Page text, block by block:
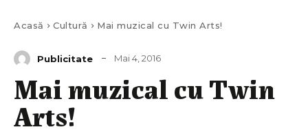
Acasă Cultură Mai muzical cu Twin Arts!
Publicitate Mai 4, 2016
Mai muzical cu Twin
Arts!